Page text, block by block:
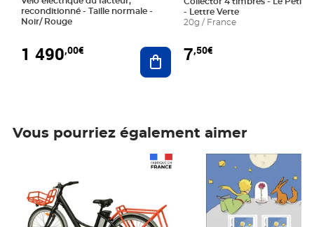
reconditionné - Taille normale -
Noir/ Rouge
1 490,00€ Ajouter au panier
- Lettre Verte
20g / France
7,50€
Vous pourriez également aimer
Prix 7,50€